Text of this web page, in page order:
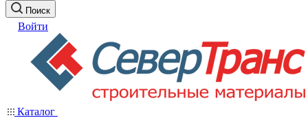
Поиск
Войти
Каталог